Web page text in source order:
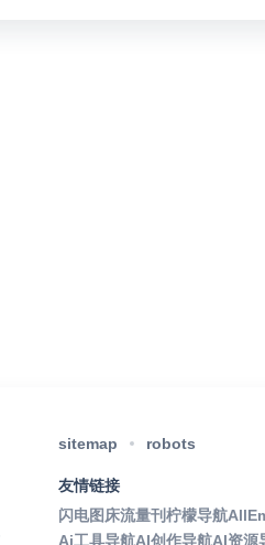
sitemap robots
友情链接
闪电图床流量刊柠檬导航
Ai工具导航AI创作导航AI资源